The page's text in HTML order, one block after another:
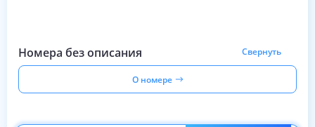
Номера без описания Свернуть
О номере